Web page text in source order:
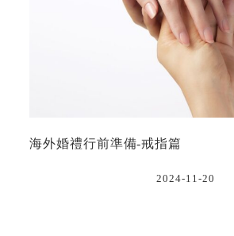
海外婚禮行前準備-戒指篇
2024-11-20